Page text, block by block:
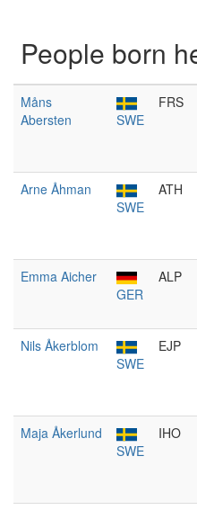
People born
Måns
Abersten
SWE
FRS
Arne Åhman
SWE
ATH
Emma Aicher
GER
ALP
Nils Åkerblom
SWE
EJP
Maja Åkerlund
SWE
IHO